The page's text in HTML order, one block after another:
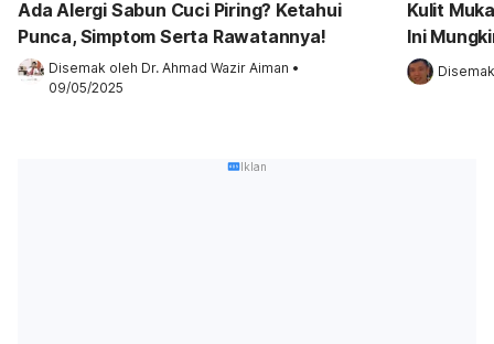
Ada Alergi Sabun Cuci Piring? Ketahui
Punca, Simptom Serta Rawatannya!
Disemak oleh Dr. Ahmad Wazir Aiman •
09/05/2025
Kulit
Ini
Iklan